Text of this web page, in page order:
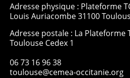
Adresse physique : Plateforme
Louis Auriacombe 31100
Adresse postale : La Plateforme
Toulouse Cedex 1
06 73 16 96 38
toulouse@cemea-occitanie.org